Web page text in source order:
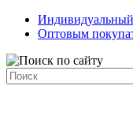
Оптовым